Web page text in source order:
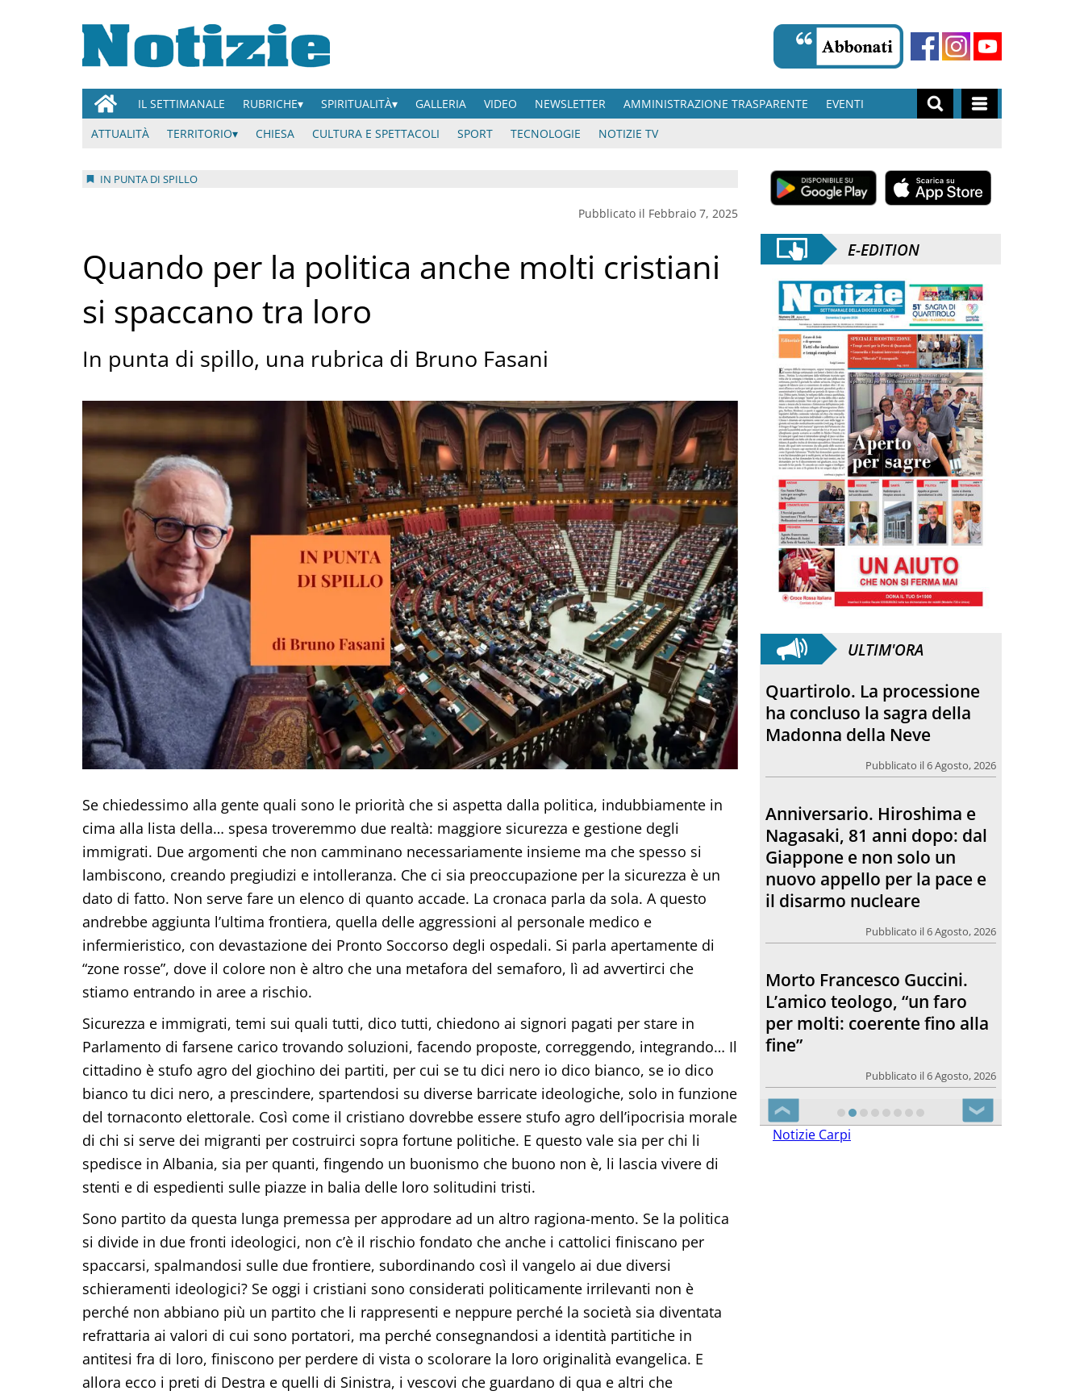
IL SETTIMANALE RUBRICHE SPIRITUALITÀ GALLERIA VIDEO NEWSLETTER AMMINISTRAZIONE TRASPARENTE
EVENTI
ATTUALITÀ
TERRITORIO CHIESA CULTURA E SPETTACOLI SPORT TECNOLOGIE NOTIZIE TV
IN PUNTA DI SPILLO
Pubblicato il Febbraio 7, 2025
Quando per la politica anche molti cristiani
si spaccano tra loro
In punta di spillo, una rubrica di Bruno Fasani
Se chiedessimo alla gente quali sono le priorità che si aspetta dalla politica, indubbiamente in
cima alla lista della… spesa troveremmo due realtà: maggiore sicurezza e gestione degli
immigrati. Due argomenti che non camminano necessariamente insieme ma che spesso si
lambiscono, creando pregiudizi e intolleranza. Che ci sia preoccupazione per la sicurezza è un
dato di fatto. Non serve fare un elenco di quanto accade. La cronaca parla da sola. A questo
andrebbe aggiunta l’ultima frontiera, quella delle aggressioni al personale medico e
infermieristico, con devastazione dei Pronto Soccorso degli ospedali. Si parla apertamente di
“zone rosse”, dove il colore non è altro che una metafora del semaforo, lì ad avvertirci che
stiamo entrando in aree a rischio.
Sicurezza e immigrati, temi sui quali tutti, dico tutti, chiedono ai signori pagati per stare in
Parlamento di farsene carico trovando soluzioni, facendo proposte, correggendo, integrando… Il
cittadino è stufo agro del giochino dei partiti, per cui se tu dici nero io dico bianco, se io dico
bianco tu dici nero, a prescindere, spartendosi su diverse barricate ideologiche, solo in funzione
del tornaconto elettorale. Così come il cristiano dovrebbe essere stufo agro dell’ipocrisia morale
di chi si serve dei migranti per costruirci sopra fortune politiche. E questo vale sia per chi li
spedisce in Albania, sia per quanti, fingendo un buonismo che buono non è, li lascia vivere di
stenti e di espedienti sulle piazze in balia delle loro solitudini tristi.
Sono partito da questa lunga premessa per approdare ad un altro ragiona-mento. Se la politica
si divide in due fronti ideologici, non c’è il rischio fondato che anche i cattolici finiscano per
spaccarsi, spalmandosi sulle due frontiere, subordinando così il vangelo ai due diversi
schieramenti ideologici? Se oggi i cristiani sono considerati politicamente irrilevanti non è
perché non abbiano più un partito che li rappresenti e neppure perché la società sia diventata
refrattaria ai valori di cui sono portatori, ma perché consegnandosi a identità partitiche in
antitesi fra di loro, finiscono per perdere di vista o scolorare la loro originalità evangelica. E
allora ecco i preti di Destra e quelli di Sinistra, i vescovi che guardano di qua e altri che
E-EDITION
ULTIM'ORA
Quartirolo. La processione
ha concluso la sagra della
Madonna della Neve
Pubblicato il 6 Agosto, 2026
Anniversario. Hiroshima e
Nagasaki, 81 anni dopo: dal
Giappone e non solo un
nuovo appello per la pace e
il disarmo nucleare
Pubblicato il 6 Agosto, 2026
Morto Francesco Guccini.
L’amico teologo, “un faro
per molti: coerente fino alla
fine”
Pubblicato il 6 Agosto, 2026
❮ ❯
Notizie Carpi